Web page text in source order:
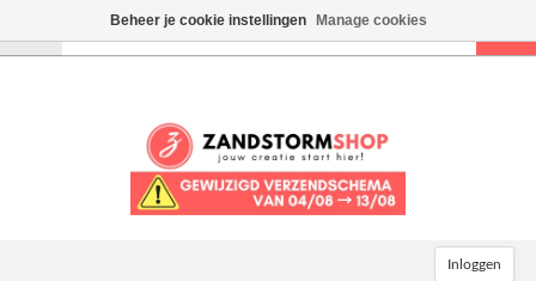
Inloggen
Beheer je cookie instellingen Manage cookies